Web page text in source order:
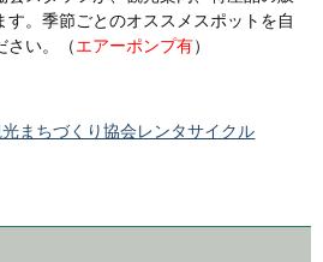
す。季節ごとのオススメスポットを自
さい。（エアーポンプ有）
まちづくり協会レンタサイクル